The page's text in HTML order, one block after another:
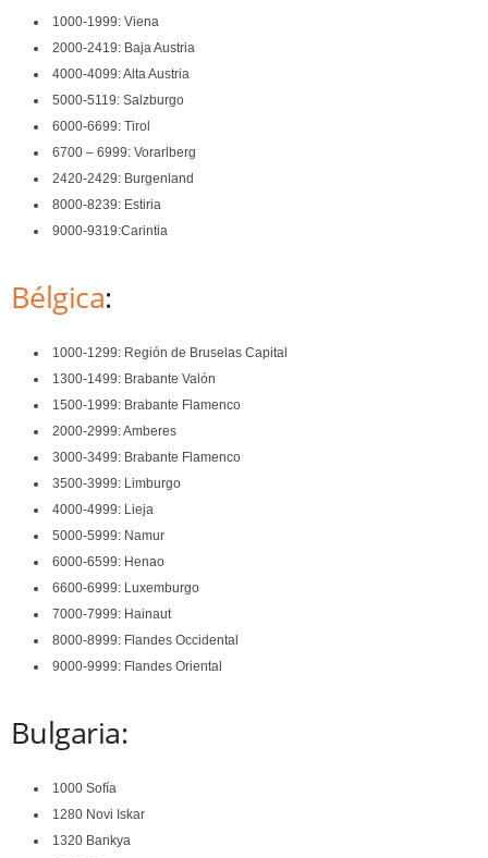
1000-1999: Viena
2000-2419: Baja Austria
4000-4099: Alta Austria
5000-5119: Salzburgo
6000-6699: Tirol
6700 – 6999: Vorarlberg
2420-2429: Burgenland
8000-8239: Estiria
9000-9319:Carintia
Bélgica:
1000-1299: Región de Bruselas Capital
1300-1499: Brabante Valón
1500-1999: Brabante Flamenco
2000-2999: Amberes
3000-3499: Brabante Flamenco
3500-3999: Limburgo
4000-4999: Lieja
5000-5999: Namur
6000-6599: Henao
6600-6999: Luxemburgo
7000-7999: Hainaut
8000-8999: Flandes Occidental
9000-9999: Flandes Oriental
Bulgaria:
1000 Sofía
1280 Novi Iskar
1320 Bankya